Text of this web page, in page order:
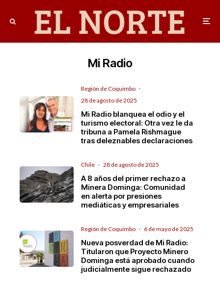
Mi Radio
Región de Coquimbo ·
28 de agosto de 2025
Mi Radio blanquea el odio y el
turismo electoral: Otra vez le da
tribuna a Pamela Rishmague
tras deleznables declaraciones
Chile · 28 de agosto de 2025
A 8 años del primer rechazo a
Minera Dominga: Comunidad
en alerta por presiones
mediáticas y empresariales
Región de Coquimbo · 6 de mayo de 2025
Nueva posverdad de Mi Radio:
Titularon que Proyecto Minero
Dominga está aprobado cuando
judicialmente sigue rechazado